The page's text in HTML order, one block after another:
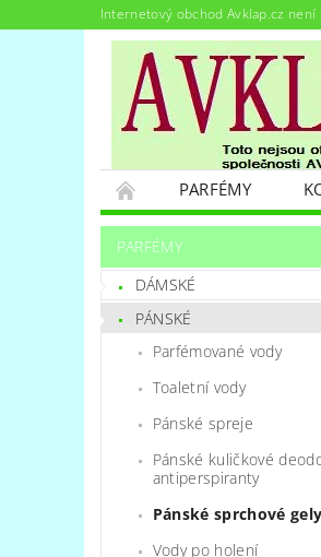
Internetový obchod Avklap.cz
PARFÉMY
PODMÍNKY OCHRANY
PARFÉMY
DÁMSKÉ
PÁNSKÉ
Parfémované vody
Toaletní vody
Pánské spreje
Pánské kuličkové
antiperspiranty
Pánské sprchové gely
Vody po holení